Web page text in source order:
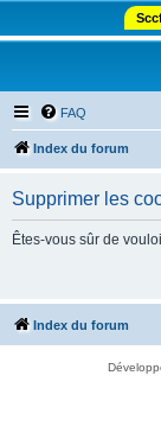
FAQ
Index du forum
Supprimer les
Êtes-vous sûr de
Index du forum